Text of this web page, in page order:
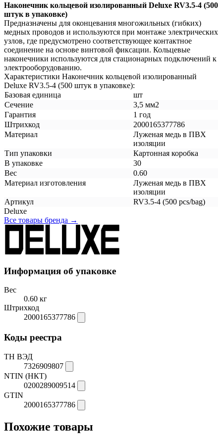
Наконечник кольцевой изолированный Deluxe RV3.5-4 (500
штук в упаковке)
Предназначены для оконцевания многожильных (гибких)
медных проводов и используются при монтаже электрических
узлов, где предусмотрено соответствующее контактное
соединение на основе винтовой фиксации. Кольцевые
наконечники используются для стационарных подключений к
электрооборудованию.
Характеристики Наконечник кольцевой изолированный
Deluxe RV3.5-4 (500 штук в упаковке):
Базовая единица
шт
Сечение
3,5 мм2
Гарантия
1 год
Штрихкод
2000165377786
Материал
Луженая медь в ПВХ
изоляции
Тип упаковки
Картонная коробка
В упаковке
30
Вес
0.60
Материал изготовления
Луженая медь в ПВХ
изоляции
Артикул
RV3.5-4 (500 pcs/bag)
Deluxe
Все товары бренда →
Информация об упаковке
Вес
0.60 кг
Штрихкод
2000165377786
Коды реестра
ТН ВЭД
7326909807
NTIN (НКТ)
0200289009514
GTIN
2000165377786
Похожие товары